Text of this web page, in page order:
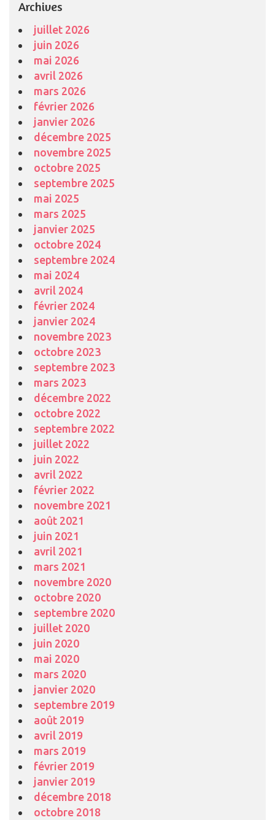
Archives
juillet 2026
juin 2026
mai 2026
avril 2026
mars 2026
février 2026
janvier 2026
décembre 2025
novembre 2025
octobre 2025
septembre 2025
mai 2025
mars 2025
janvier 2025
octobre 2024
septembre 2024
mai 2024
avril 2024
février 2024
janvier 2024
novembre 2023
octobre 2023
septembre 2023
mars 2023
décembre 2022
octobre 2022
septembre 2022
juillet 2022
juin 2022
avril 2022
février 2022
novembre 2021
août 2021
juin 2021
avril 2021
mars 2021
novembre 2020
octobre 2020
septembre 2020
juillet 2020
juin 2020
mai 2020
mars 2020
janvier 2020
septembre 2019
août 2019
avril 2019
mars 2019
février 2019
janvier 2019
décembre 2018
octobre 2018